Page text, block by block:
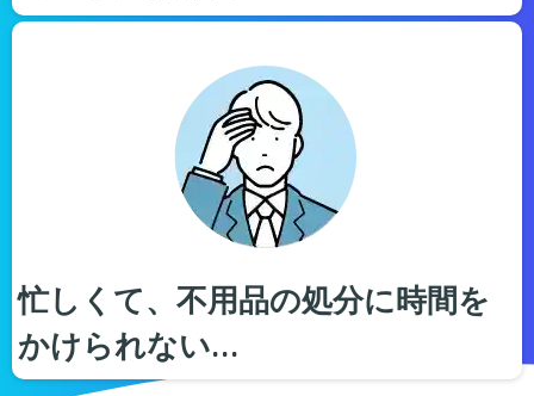
忙しくて、不用品の処分に時間を
かけられない…